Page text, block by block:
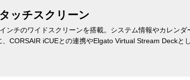
ッチスクリーン
ンチのワイドスクリーンを搭載。システム情報やカレン
CORSAIR iCUEとの連携やElgato Virtual Stream Deckと